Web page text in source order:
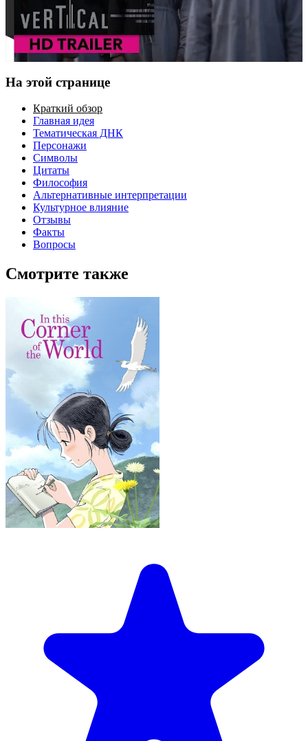
На этой странице
Краткий обзор
Главная идея
Тематическая ДНК
Персонажи
Символы
Цитаты
Философия
Альтернативные интерпретации
Культурное влияние
Отзывы
Факты
Вопросы
Смотрите также